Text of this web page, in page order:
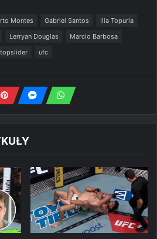
Montes Gabriel Santos
Ilia Topuria
Lerryan Douglas
Marcio Barbosa
topslider ufc